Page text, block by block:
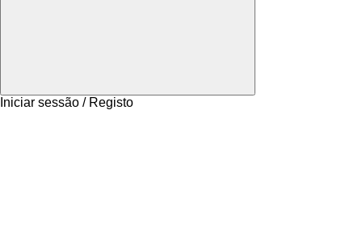
Iniciar sessão / Registo